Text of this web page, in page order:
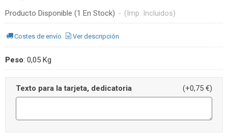
Producto Disponible (1 En Stock) - (Imp. Incluidos)
Costes de envío Ver descripción
Peso: 0,05 Kg
Texto para la tarjeta, dedicatoria (+0,75 €)